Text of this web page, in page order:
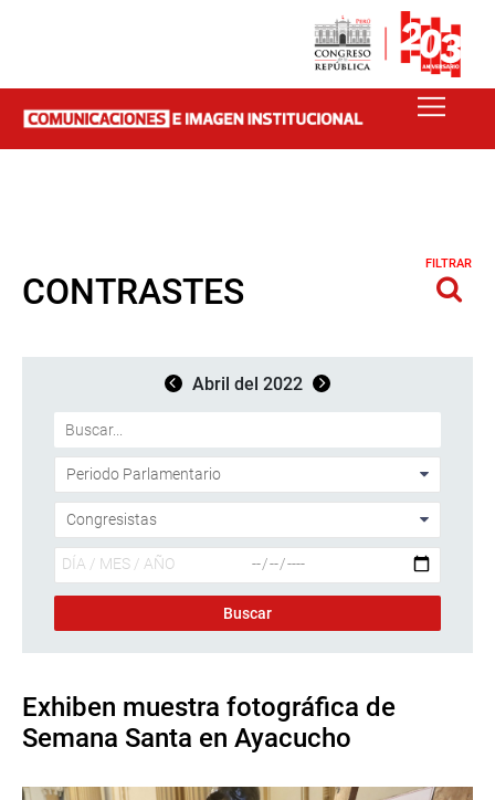
CONTRASTES
FILTRAR
Abril del 2022
Exhiben muestra fotográfica de
Semana Santa en Ayacucho